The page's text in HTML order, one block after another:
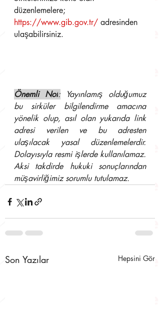
düzenlemelere;
https://www.gib.gov.tr/ adresinden
ulaşabilirsiniz.
Önemli Not: Yayınlamış olduğumuz
bu sirküler bilgilendirme amacına
yönelik olup, asıl olan yukarıda link
adresi verilen ve bu adresten
ulaşılacak yasal düzenlemelerdir.
Dolayısıyla resmi işlerde kullanılamaz.
Aksi takdirde hukuki sonuçlarından
müşavirliğimiz sorumlu tutulamaz.
Son Yazılar Hepsini Gör